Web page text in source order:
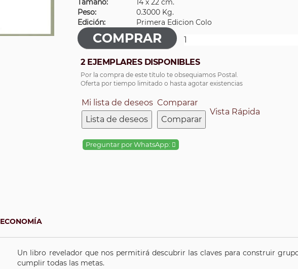
Tamaño:
14 x 22 cm.
Peso:
0.3000 Kg.
Edición:
Primera Edicion Colo
2 EJEMPLARES DISPONIBLES
Por la compra de este título te obsequiamos Postal.
Oferta por tiempo limitado o hasta agotar existencias
Mi lista de deseos
Lista de deseos
Comparar
Comparar
Vista Rápida
Preguntar por WhatsApp:
ECONOMÍA
Un libro revelador que nos permitirá descubrir las claves para construir
cumplir todas las metas.